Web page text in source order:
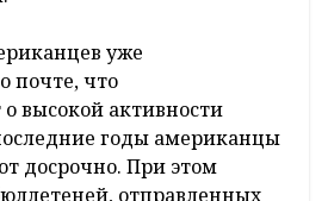
выборах
заручиться
538 членов коллегии
которой формируется по
в каждом отдельном
коллегии соответствует
сенаторов (100) и членов